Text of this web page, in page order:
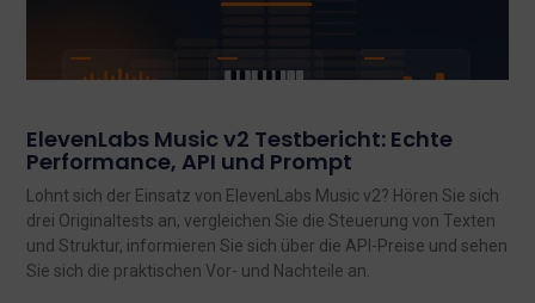
ElevenLabs Music v2 Testbericht: Echte
Performance, API und Prompt
Lohnt sich der Einsatz von ElevenLabs Music v2? Hören Sie sich
drei Originaltests an, vergleichen Sie die Steuerung von Texten
und Struktur, informieren Sie sich über die API-Preise und sehen
Sie sich die praktischen Vor- und Nachteile an.